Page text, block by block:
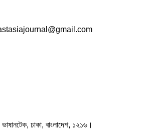
ঢাকা, বাংলাদেশ, ১২১৬।